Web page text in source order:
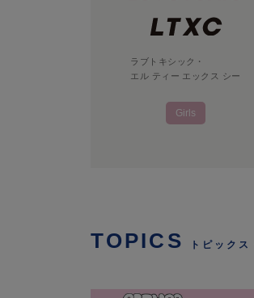
ラブトキシック・
エル ティー エックス シー
Girls
TOPICS トピックス